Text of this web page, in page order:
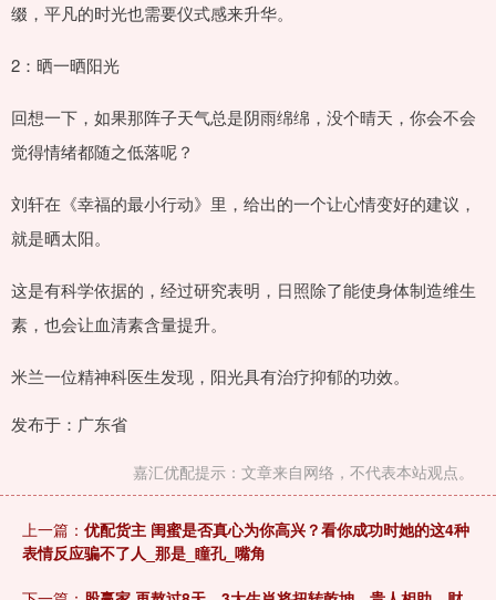
缀，平凡的时光也需要仪式感来升华。
2：晒一晒阳光
回想一下，如果那阵子天气总是阴雨绵绵，没个晴天，你会不会
觉得情绪都随之低落呢？
刘轩在《幸福的最小行动》里，给出的一个让心情变好的建议，
就是晒太阳。
这是有科学依据的，经过研究表明，日照除了能使身体制造维生
素，也会让血清素含量提升。
米兰一位精神科医生发现，阳光具有治疗抑郁的功效。
发布于：广东省
嘉汇优配提示：文章来自网络，不代表本站观点。
上一篇： 优配货主 闺蜜是否真心为你高兴？看你成功时她的这4种
表情反应骗不了人_那是_瞳孔_嘴角